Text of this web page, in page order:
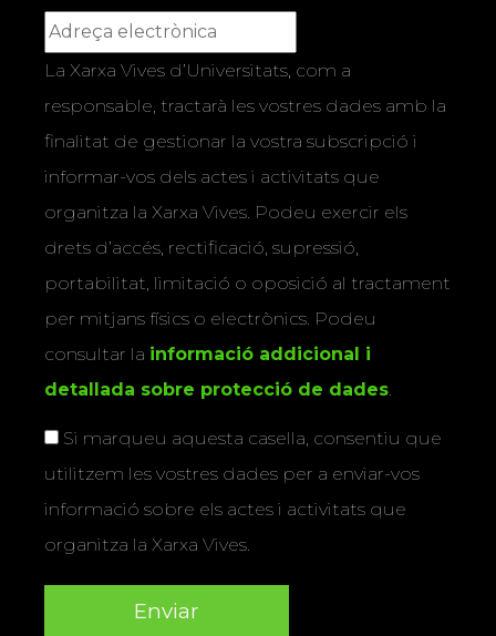
La Xarxa Vives d’Universitats, com a
responsable, tractarà les vostres dades amb la
finalitat de gestionar la vostra subscripció i
informar-vos dels actes i activitats que
organitza la Xarxa Vives. Podeu exercir els
drets d’accés, rectificació, supressió,
portabilitat, limitació o oposició al tractament
per mitjans físics o electrònics. Podeu
consultar la informació addicional i
detallada sobre protecció de dades.
Si marqueu aquesta casella, consentiu que
utilitzem les vostres dades per a enviar-vos
informació sobre els actes i activitats que
organitza la Xarxa Vives.